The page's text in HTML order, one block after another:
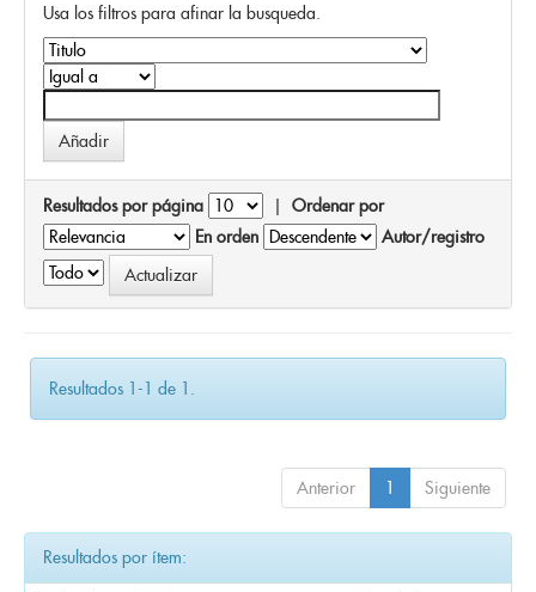
Usa los filtros para afinar la busqueda.
Resultados por página | Ordenar por
En orden
Autor/registro
Resultados 1-1 de 1.
Anterior 1 Siguiente
Resultados por ítem: